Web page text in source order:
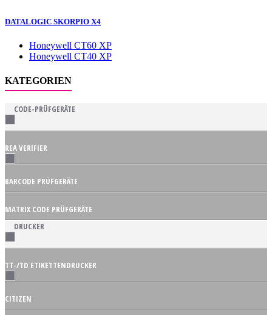
DATALOGIC SKORPIO X4
Honeywell CT60 XP
Honeywell CT40 XP
KATEGORIEN
CODE-PRÜFGERÄTE
REA VERIFIER
BARCODE PRÜFGERÄTE
MATRIX CODE PRÜFGERÄTE
DRUCKER
TT-/TD ETIKETTENDRUCKER
CITIZEN